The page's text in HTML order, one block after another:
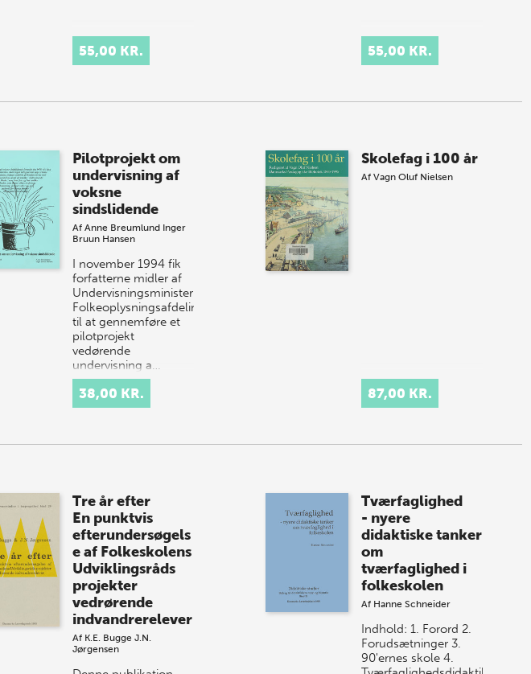
55,00 KR. 55,00 KR.
Pilotprojekt om
undervisning af
voksne
sindslidende
Af Anne Breumlund Inger
Bruun Hansen
I november 1994 fik
forfatterne midler af
Undervisningsministeriets
Folkeoplysningsafdeling
til at gennemføre et
pilotprojekt
vedørende
undervisning a…
38,00 KR.
Skolefag i 100 år
AfVagn Oluf Nielsen
87,00 KR.
Tre år efter
En punktvis
efterundersøgels
e af Folkeskolens
Udviklingsråds
projekter
vedrørende
indvandrerelever
Af K.E. Bugge J.N.
Jørgensen
Tværfaglighed
- nyere
didaktiske tanker
om
tværfaglighed i
folkeskolen
Af Hanne Schneider
Indhold: 1. Forord 2.
Forudsætninger 3.
90'ernes skole 4.